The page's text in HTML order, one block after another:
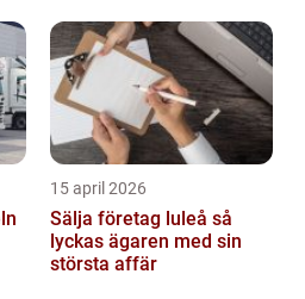
15 april 2026
Sälja företag luleå så
lyckas ägaren med sin
största affär